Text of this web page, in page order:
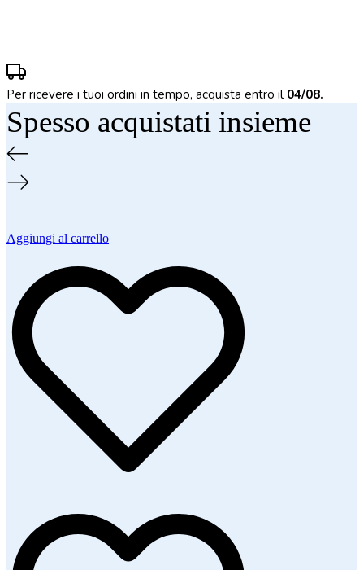
Per ricevere i tuoi ordini in tempo, acquista entro il 04/08.
Spesso acquistati insieme
Aggiungi al carrello